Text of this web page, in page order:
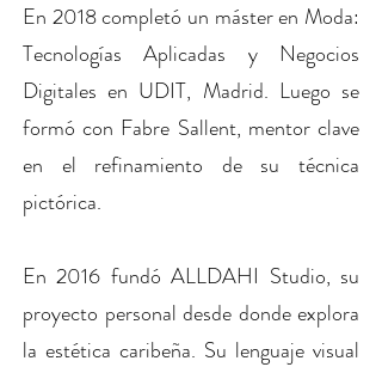
En 2018 completó un máster en Moda:
Tecnologías Aplicadas y Negocios
Digitales en UDIT, Madrid. Luego se
formó con Fabre Sallent, mentor clave
en el refinamiento de su técnica
pictórica.
En 2016 fundó ALLDAHI Studio, su
proyecto personal desde donde explora
la estética caribeña. Su lenguaje visual